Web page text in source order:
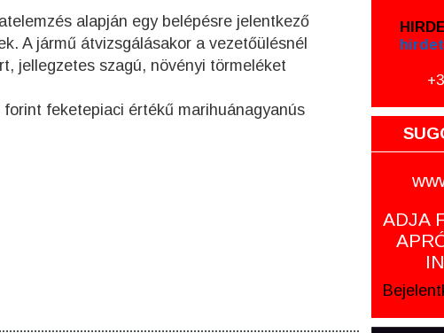
alapján egy belépésre jelentkező
A jármű átvizsgálásakor a vezetőülésnél
jellegzetes szagú, növényi törmeléket
feketepiaci értékű marihuánagyanús
ADJA